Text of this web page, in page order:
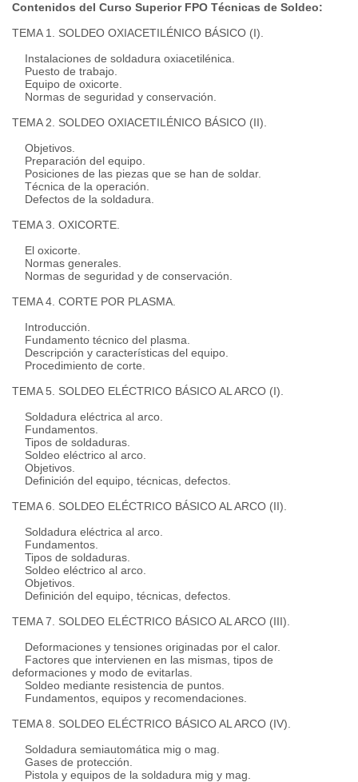
Contenidos del Curso Superior FPO Técnicas de Soldeo:
TEMA 1. SOLDEO OXIACETILÉNICO BÁSICO (I).
Instalaciones de soldadura oxiacetilénica.
Puesto de trabajo.
Equipo de oxicorte.
Normas de seguridad y conservación.
TEMA 2. SOLDEO OXIACETILÉNICO BÁSICO (II).
Objetivos.
Preparación del equipo.
Posiciones de las piezas que se han de soldar.
Técnica de la operación.
Defectos de la soldadura.
TEMA 3. OXICORTE.
El oxicorte.
Normas generales.
Normas de seguridad y de conservación.
TEMA 4. CORTE POR PLASMA.
Introducción.
Fundamento técnico del plasma.
Descripción y características del equipo.
Procedimiento de corte.
TEMA 5. SOLDEO ELÉCTRICO BÁSICO AL ARCO (I).
Soldadura eléctrica al arco.
Fundamentos.
Tipos de soldaduras.
Soldeo eléctrico al arco.
Objetivos.
Definición del equipo, técnicas, defectos.
TEMA 6. SOLDEO ELÉCTRICO BÁSICO AL ARCO (II).
Soldadura eléctrica al arco.
Fundamentos.
Tipos de soldaduras.
Soldeo eléctrico al arco.
Objetivos.
Definición del equipo, técnicas, defectos.
TEMA 7. SOLDEO ELÉCTRICO BÁSICO AL ARCO (III).
Deformaciones y tensiones originadas por el calor.
Factores que intervienen en las mismas, tipos de
deformaciones y modo de evitarlas.
Soldeo mediante resistencia de puntos.
Fundamentos, equipos y recomendaciones.
TEMA 8. SOLDEO ELÉCTRICO BÁSICO AL ARCO (IV).
Soldadura semiautomática mig o mag.
Gases de protección.
Pistola y equipos de la soldadura mig y mag.